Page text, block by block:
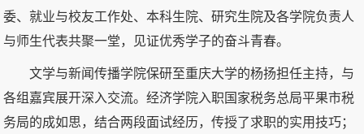
委、就业与校友工作处、本科生院、研究生院及各学院负责人
与师生代表共聚一堂，见证优秀学子的奋斗青春。
文学与新闻传播学院保研至重庆大学的杨扬担任主持，与
各组嘉宾展开深入交流。经济学院入职国家税务总局平果市税
务局的成如思，结合两段面试经历，传授了求职的实用技巧；